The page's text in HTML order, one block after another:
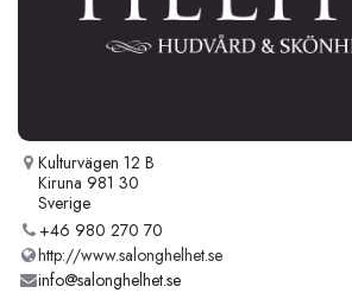
Kulturvägen 12 B
Kiruna 981 30
Sverige
+46 980 270 70
http://www.salonghelhet.se
info@salonghelhet.se